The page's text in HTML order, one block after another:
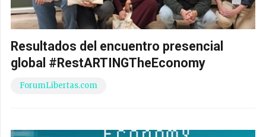
Resultados del encuentro presencial
global #RestARTINGTheEconomy
ForumLibertas.com